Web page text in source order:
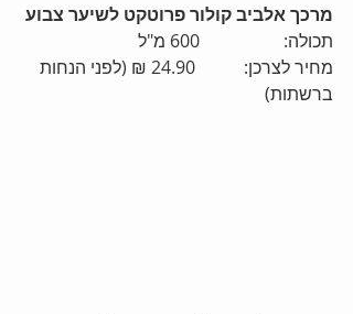
מרכך אלביב קולור פרוטקט לשיער צבוע
תכולה:                   600 מ"ל
מחיר לצרכן:           24.90 ₪ (לפני הנחות
ברשתות)